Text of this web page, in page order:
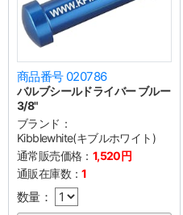
商品番号 020786
バルブシールドライバー ブルー
3/8"
ブランド：
Kibblewhite(キブルホワイト)
通常販売価格： 1,520円
通販在庫数：1
数量：